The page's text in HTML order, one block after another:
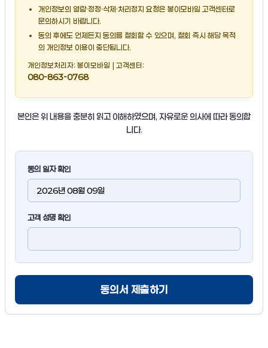
개인정보의 열람·정정·삭제·처리정지 요청은 봉이모바일 고객센터로
문의하시기 바랍니다.
동의 후에도 언제든지 동의를 철회할 수 있으며, 철회 즉시 해당 목적
의 개인정보 이용이 중단됩니다.
개인정보처리자: 봉이모바일 | 고객센터:
080-863-0768
본인은 위 내용을 충분히 읽고 이해하였으며, 자유로운 의사에 따라 동의합
니다.
동의 일자 확인
고객 성명 확인
동의서 제출하기